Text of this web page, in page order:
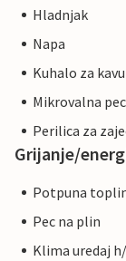
Hladnjak
Napa
Kuhalo za kavu
Mikrovalna
Perilica za
Grijanje/
Potpuna
Pec na plin
Klima uredaj